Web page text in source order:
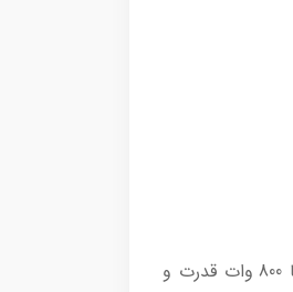
از همین روست که محصولاتی کم نظیر و بی رقیب، همچون JBL PartyBox 710 را به بازار عرضه کرده است. اسپیکر JBL PartyBox 710 با 800 وات قدرت و